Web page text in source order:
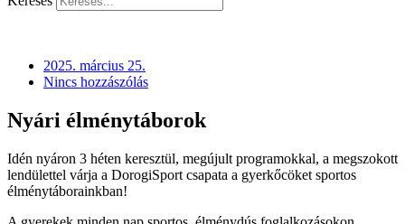
2025. március 25.
Nincs hozzászólás
Nyári élménytáborok
Idén nyáron 3 héten keresztül, megújult programokkal, a megszokott
lendülettel várja a DorogiSport csapata a gyerkőcöket sportos
élménytáborainkban!